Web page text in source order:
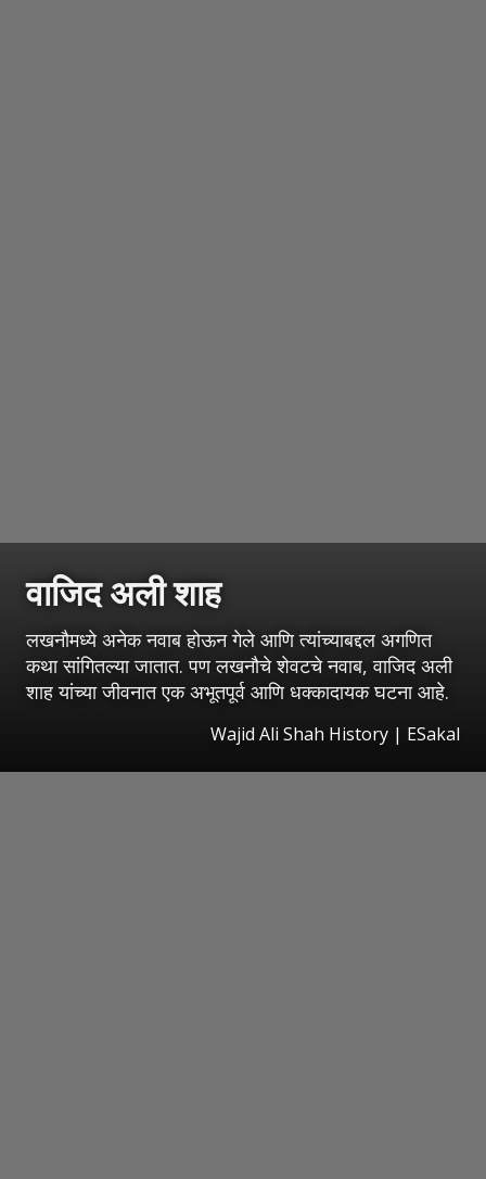
वाजिद अली शाह
लखनौमध्ये अनेक नवाब होऊन गेले आणि त्यांच्याबद्दल अगणित
कथा सांगितल्या जातात. पण लखनौचे शेवटचे नवाब, वाजिद अली
शाह यांच्या जीवनात एक अभूतपूर्व आणि धक्कादायक घटना आहे.
Wajid Ali Shah History | ESakal